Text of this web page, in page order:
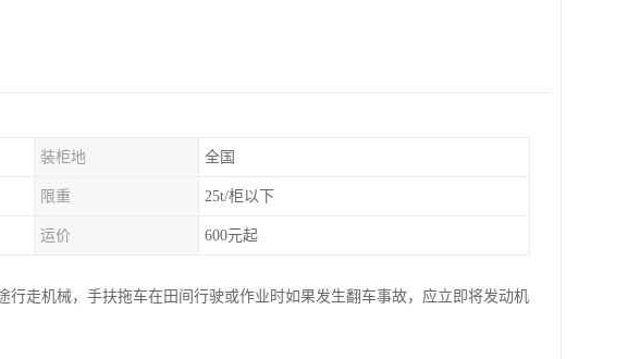
装柜地 全国
限重 25t/柜以下
运价 600元起
走机械，手扶拖车在田间行驶或作业时如果发生翻车事故，应立即将发动机